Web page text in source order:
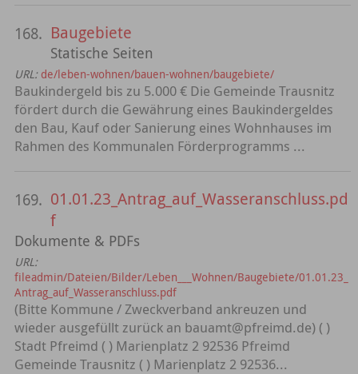
168. Baugebiete
Statische Seiten
URL: de/leben-wohnen/bauen-wohnen/baugebiete/
Baukindergeld bis zu 5.000 € Die Gemeinde Trausnitz
fördert durch die Gewährung eines Baukindergeldes
den Bau, Kauf oder Sanierung eines Wohnhauses im
Rahmen des Kommunalen Förderprogramms ...
169. 01.01.23_Antrag_auf_Wasseranschluss.pd
f
Dokumente & PDFs
URL:
fileadmin/Dateien/Bilder/Leben___Wohnen/Baugebiete/01.01.23_
Antrag_auf_Wasseranschluss.pdf
(Bitte Kommune / Zweckverband ankreuzen und
wieder ausgefüllt zurück an bauamt@pfreimd.de) ( )
Stadt Pfreimd ( ) Marienplatz 2 92536 Pfreimd
Gemeinde Trausnitz ( ) Marienplatz 2 92536...